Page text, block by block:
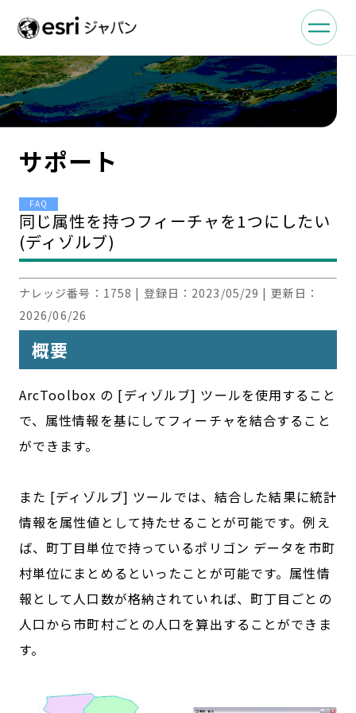
サポート
FAQ
同じ属性を持つフィーチャを1つにしたい
(ディゾルブ)
ナレッジ番号： 1758 | 登録日： 2023/05/29 | 更新日：
2026/06/26
概要
ArcToolbox の [ディゾルブ] ツールを使用すること
で、属性情報を基にしてフィーチャを結合すること
ができます。
また [ディゾルブ] ツールでは、結合した結果に統計
情報を属性値として持たせることが可能です。例え
ば、町丁目単位で持っているポリゴン データを市町
村単位にまとめるといったことが可能です。属性情
報として人口数が格納されていれば、町丁目ごとの
人口から市町村ごとの人口を算出することができま
す。